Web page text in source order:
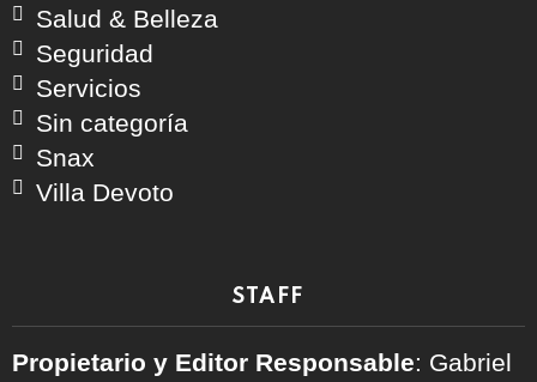
Salud & Belleza
Seguridad
Servicios
Sin categoría
Snax
Villa Devoto
STAFF
Propietario y Editor Responsable: Gabriel